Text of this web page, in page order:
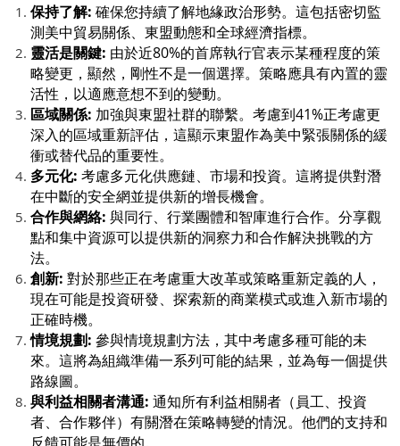
保持了解: 確保您持續了解地緣政治形勢。這包括密切監
測美中貿易關係、東盟動態和全球經濟指標。
靈活是關鍵: 由於近80%的首席執行官表示某種程度的策
略變更，顯然，剛性不是一個選擇。策略應具有內置的靈
活性，以適應意想不到的變動。
區域關係: 加強與東盟社群的聯繫。考慮到41%正考慮更
深入的區域重新評估，這顯示東盟作為美中緊張關係的緩
衝或替代品的重要性。
多元化: 考慮多元化供應鏈、市場和投資。這將提供對潛
在中斷的安全網並提供新的增長機會。
合作與網絡: 與同行、行業團體和智庫進行合作。分享觀
點和集中資源可以提供新的洞察力和合作解決挑戰的方
法。
創新: 對於那些正在考慮重大改革或策略重新定義的人，
現在可能是投資研發、探索新的商業模式或進入新市場的
正確時機。
情境規劃: 參與情境規劃方法，其中考慮多種可能的未
來。這將為組織準備一系列可能的結果，並為每一個提供
路線圖。
與利益相關者溝通: 通知所有利益相關者（員工、投資
者、合作夥伴）有關潛在策略轉變的情況。他們的支持和